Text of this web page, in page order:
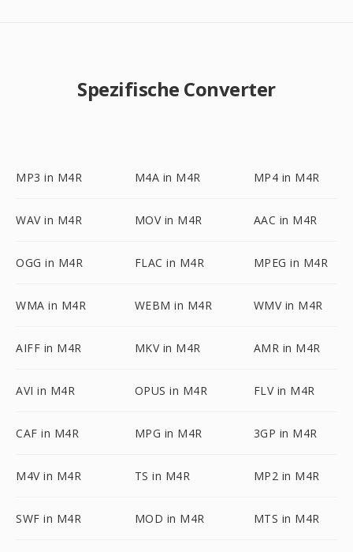
Spezifische Converter
MP3 in M4R M4A in M4R MP4 in M4R
WAV in M4R MOV in M4R AAC in M4R
OGG in M4R FLAC in M4R MPEG in M4R
WMA in M4R WEBM in M4R WMV in M4R
AIFF in M4R MKV in M4R AMR in M4R
AVI in M4R OPUS in M4R FLV in M4R
CAF in M4R MPG in M4R 3GP in M4R
M4V in M4R TS in M4R MP2 in M4R
SWF in M4R MOD in M4R MTS in M4R